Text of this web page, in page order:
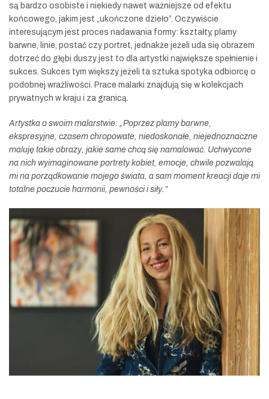
są bardzo osobiste i niekiedy nawet ważniejsze od efektu
końcowego, jakim jest „ukończone dzieło”. Oczywiście
interesującym jest proces nadawania formy: kształty, plamy
barwne, linie, postać czy portret, jednakże jeżeli uda się obrazem
dotrzeć do głębi duszy jest to dla artystki największe spełnienie i
sukces. Sukces tym większy jeżeli ta sztuka spotyka odbiorcę o
podobnej wrażliwości. Prace malarki znajdują się w kolekcjach
prywatnych w kraju i za granicą.
Artystka o swoim malarstwie: „Poprzez plamy barwne,
ekspresyjne, czasem chropowate, niedoskonałe, niejednoznaczne
maluję takie obrazy, jakie same chcą się namalować. Uchwycone
na nich wyimaginowane portrety kobiet, emocje, chwile pozwalają
mi na porządkowanie mojego świata, a sam moment kreacji daje mi
totalne poczucie harmonii, pewności i siły.”